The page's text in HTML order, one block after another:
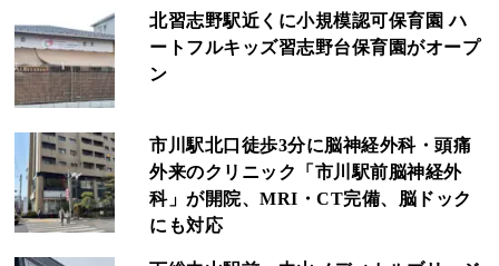
北習志野駅近くに小規模認可保育園 ハ
ートフルキッズ習志野台保育園がオープ
ン
市川駅北口徒歩3分に脳神経外科・頭痛
外来のクリニック「市川駅前脳神経外
科」が開院、MRI・CT完備、脳ドック
にも対応